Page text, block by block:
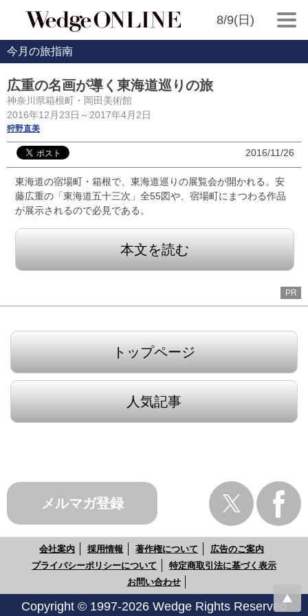
8/9(日)
今月の旅指南
広重の名画が導く東海道巡りの旅
神奈川県箱根町・岡田美術館
2016年12月23日～2017年4月2日
狩野直美
2016/11/26
東海道の宿場町・箱根で、東海道巡りの展覧会が開かれる。安
藤広重の「東海道五十三次」全55図や、宿場町にまつわる作品
が展示されるので必見である。
本文を読む
PR
トップページ
人気記事
メルマガ登録
会社案内 採用情報 著作権について
広告のご案内
プライバシーポリシーについて
特定商取引法に基づく表示
お問い合わせ
Copyright © 1997-2026 Wedge Rights Reserved